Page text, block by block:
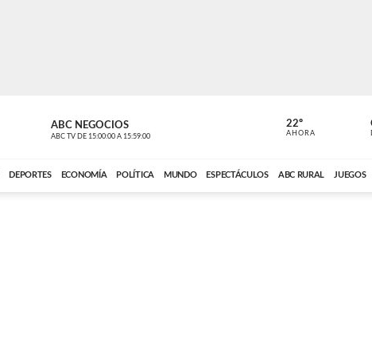
ABC NEGOCIOS
ABC TV DE 15:00:00 A 15:59:00 ABC CARDINAL
22º
AHORA
DEPORTES ECONOMÍA POLÍTICA MUNDO ESPECTÁCULOS ABC RURAL JUEGOS